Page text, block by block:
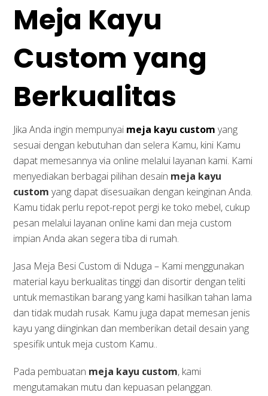
Meja Kayu
Custom yang
Berkualitas
Jika Anda ingin mempunyai meja kayu custom yang
sesuai dengan kebutuhan dan selera Kamu, kini Kamu
dapat memesannya via online melalui layanan kami. Kami
menyediakan berbagai pilihan desain meja kayu
custom yang dapat disesuaikan dengan keinginan Anda.
Kamu tidak perlu repot-repot pergi ke toko mebel, cukup
pesan melalui layanan online kami dan meja custom
impian Anda akan segera tiba di rumah.
Jasa Meja Besi Custom di Nduga – Kami menggunakan
material kayu berkualitas tinggi dan disortir dengan teliti
untuk memastikan barang yang kami hasilkan tahan lama
dan tidak mudah rusak. Kamu juga dapat memesan jenis
kayu yang diinginkan dan memberikan detail desain yang
spesifik untuk meja custom Kamu..
Pada pembuatan meja kayu custom, kami
mengutamakan mutu dan kepuasan pelanggan.